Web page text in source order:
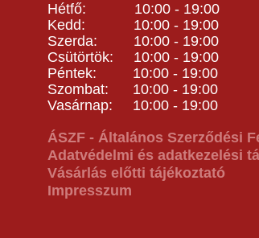
Hétfő: 10:00 - 19:00
Kedd: 10:00 - 19:00
Szerda: 10:00 - 19:00
Csütörtök: 10:00 - 19:00
Péntek: 10:00 - 19:00
Szombat: 10:00 - 19:00
Vasárnap: 10:00 - 19:00
ÁSZF - Általános Szerződési
Adatvédelmi és adatkezelési
Vásárlás előtti tájékoztató
Impresszum